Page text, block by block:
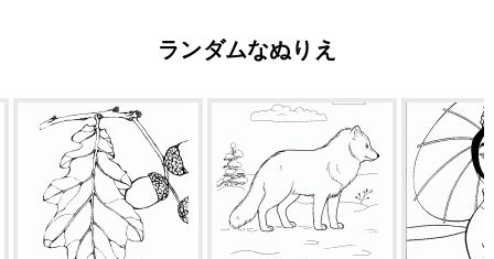
ランダムなぬりえ